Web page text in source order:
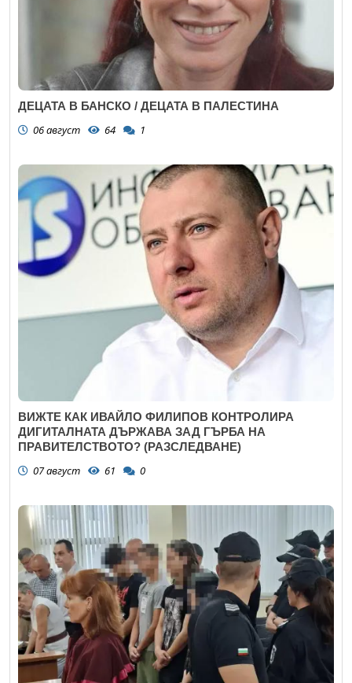
ДЕЦАТА В БАНСКО / ДЕЦАТА В ПАЛЕСТИНА
06 август 64 1
ВИЖТЕ КАК ИВАЙЛО ФИЛИПОВ КОНТРОЛИРА
ДИГИТАЛНАТА ДЪРЖАВА ЗАД ГЪРБА НА
ПРАВИТЕЛСТВОТО? (РАЗСЛЕДВАНЕ)
07 август 61 0